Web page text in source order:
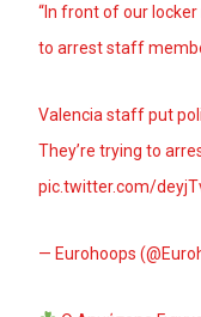
“In front of our
to arrest staff
Valencia staff put
They’re trying to
pic.twitter.com/
— Eurohoops